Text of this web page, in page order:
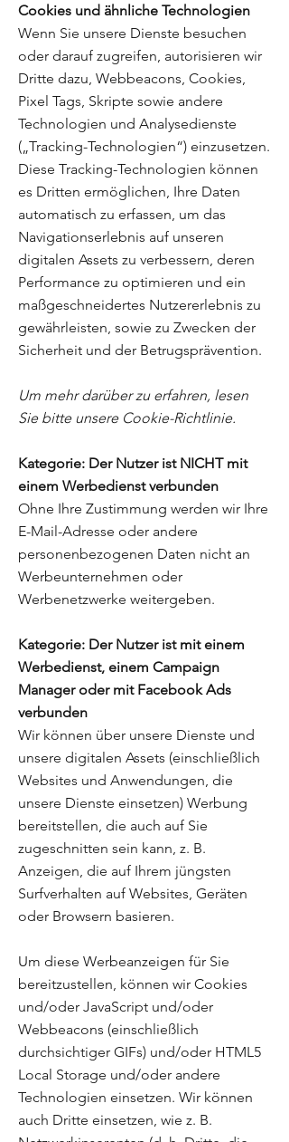
Cookies und ähnliche Technologien
Wenn Sie unsere Dienste besuchen
oder darauf zugreifen, autorisieren wir
Dritte dazu, Webbeacons, Cookies,
Pixel Tags, Skripte sowie andere
Technologien und Analysedienste
(„Tracking-Technologien“) einzusetzen.
Diese Tracking-Technologien können
es Dritten ermöglichen, Ihre Daten
automatisch zu erfassen, um das
Navigationserlebnis auf unseren
digitalen Assets zu verbessern, deren
Performance zu optimieren und ein
maßgeschneidertes Nutzererlebnis zu
gewährleisten, sowie zu Zwecken der
Sicherheit und der Betrugsprävention.
Um mehr darüber zu erfahren, lesen
Sie bitte unsere Cookie-Richtlinie.
Kategorie: Der Nutzer ist NICHT mit
einem Werbedienst verbunden
Ohne Ihre Zustimmung werden wir Ihre
E-Mail-Adresse oder andere
personenbezogenen Daten nicht an
Werbeunternehmen oder
Werbenetzwerke weitergeben.
Kategorie: Der Nutzer ist mit einem
Werbedienst, einem Campaign
Manager oder mit Facebook Ads
verbunden
Wir können über unsere Dienste und
unsere digitalen Assets (einschließlich
Websites und Anwendungen, die
unsere Dienste einsetzen) Werbung
bereitstellen, die auch auf Sie
zugeschnitten sein kann, z. B.
Anzeigen, die auf Ihrem jüngsten
Surfverhalten auf Websites, Geräten
oder Browsern basieren.
Um diese Werbeanzeigen für Sie
bereitzustellen, können wir Cookies
und/oder JavaScript und/oder
Webbeacons (einschließlich
durchsichtiger GIFs) und/oder HTML5
Local Storage und/oder andere
Technologien einsetzen. Wir können
auch Dritte einsetzen, wie z. B.